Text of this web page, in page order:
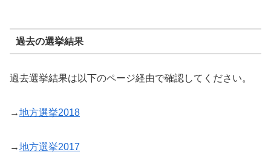
過去の選挙結果
過去選挙結果は以下のページ経由で確認してください。
→地方選挙2018
→地方選挙2017